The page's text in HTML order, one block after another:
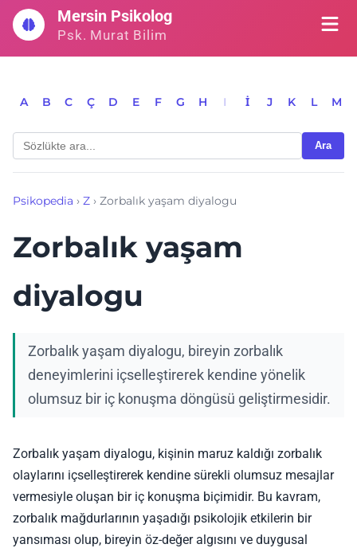
İçeriğe
geç
Mersin Psikolog
Psk. Murat Bilim
A B C Ç D E F G H I İ J K L M
Ara
Psikopedia › Z › Zorbalık yaşam diyalogu
Zorbalık yaşam
diyalogu
Zorbalık yaşam diyalogu, bireyin zorbalık
deneyimlerini içselleştirerek kendine yönelik
olumsuz bir iç konuşma döngüsü geliştirmesidir.
Zorbalık yaşam diyalogu, kişinin maruz kaldığı zorbalık
olaylarını içselleştirerek kendine sürekli olumsuz mesajlar
vermesiyle oluşan bir iç konuşma biçimidir. Bu kavram,
zorbalık mağdurlarının yaşadığı psikolojik etkilerin bir
yansıması olup, bireyin öz-değer algısını ve duygusal